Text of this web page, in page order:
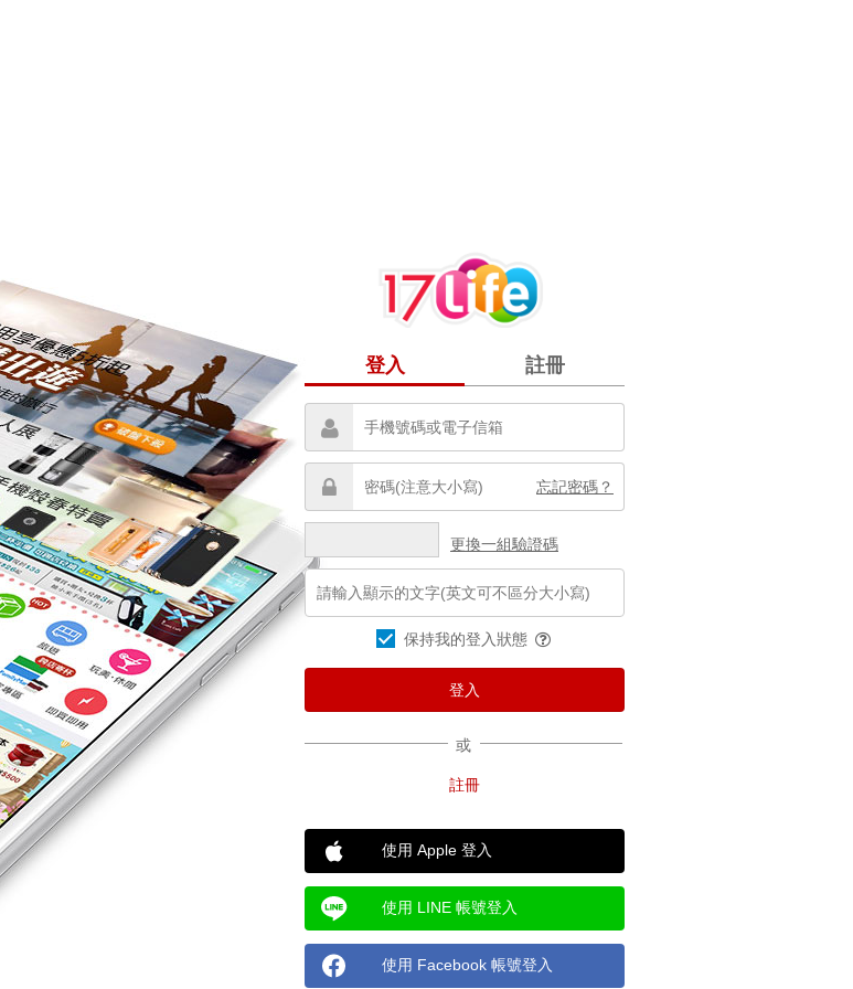
登入 註冊
忘記密碼？
更換一組驗證碼
保持我的登入狀態
或
使用 Apple 登入
使用 LINE 帳號登入
使用 Facebook 帳號登入